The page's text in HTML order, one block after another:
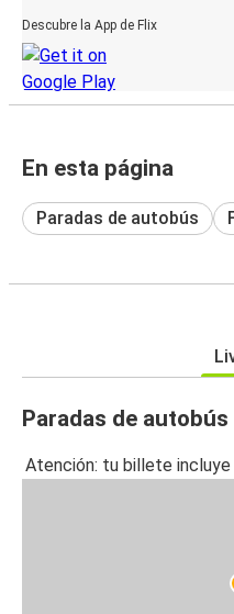
Descubre la App de Flix
En esta página
Paradas de autobús
Paradas de autobús
Atención: tu billete